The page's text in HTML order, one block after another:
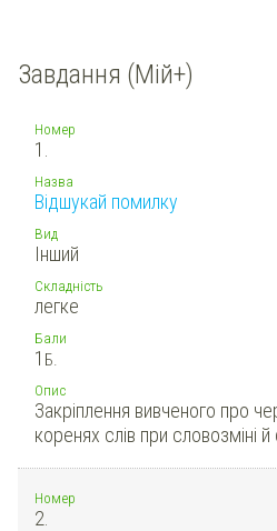
Завдання (Мій+)
Номер
1.
Назва
Відшукай помилку
Вид
Інший
Складність
легке
Бали
1 Б.
Опис
Закріплення вивченого про
коренях слів при словозміні й
Номер
2.